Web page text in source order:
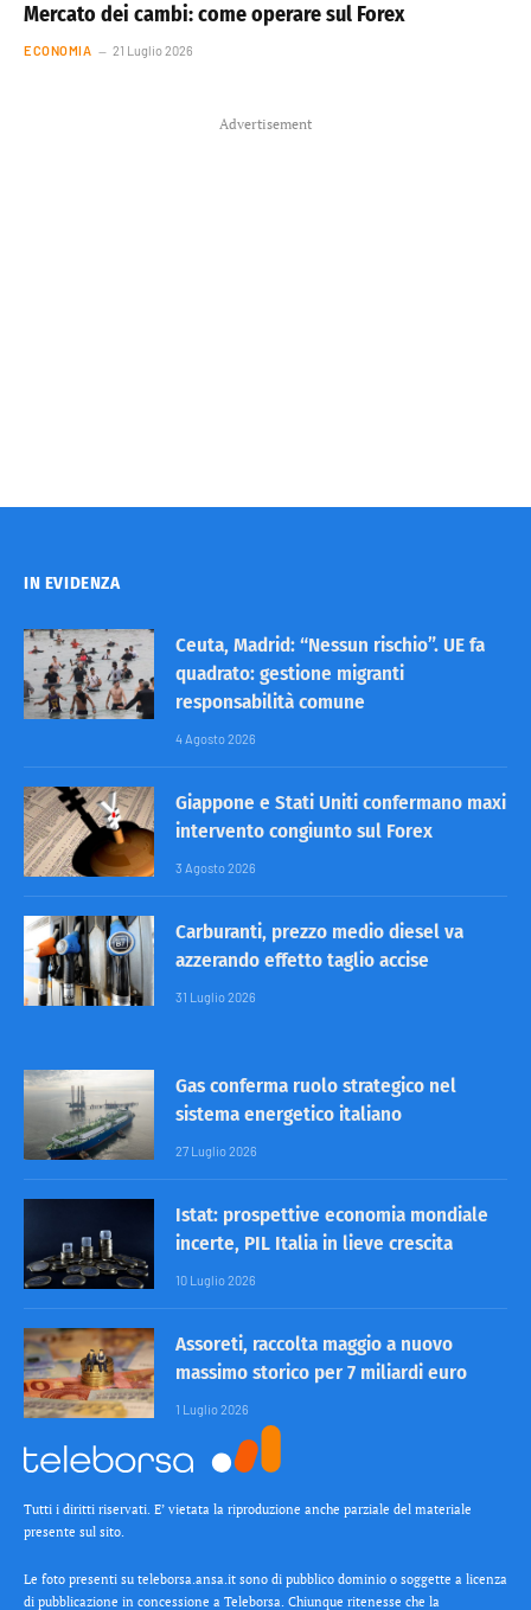
Mercato dei cambi: come operare sul Forex
ECONOMIA 21 Luglio 2026
Advertisement
IN EVIDENZA
Ceuta, Madrid: “Nessun rischio”. UE fa
quadrato: gestione migranti
responsabilità comune
4 Agosto 2026
Giappone e Stati Uniti confermano maxi
intervento congiunto sul Forex
3 Agosto 2026
Carburanti, prezzo medio diesel va
azzerando effetto taglio accise
31 Luglio 2026
Gas conferma ruolo strategico nel
sistema energetico italiano
27 Luglio 2026
Istat: prospettive economia mondiale
incerte, PIL Italia in lieve crescita
10 Luglio 2026
Assoreti, raccolta maggio a nuovo
massimo storico per 7 miliardi euro
1 Luglio 2026
Tutti i diritti riservati. E’ vietata la riproduzione anche parziale del materiale
presente sul sito.
Le foto presenti su teleborsa.ansa.it sono di pubblico dominio o soggette a licenza
di pubblicazione in concessione a Teleborsa. Chiunque ritenesse che la